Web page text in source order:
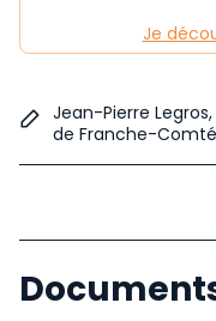
Je
Jean-Pierre
de Franche-Comté